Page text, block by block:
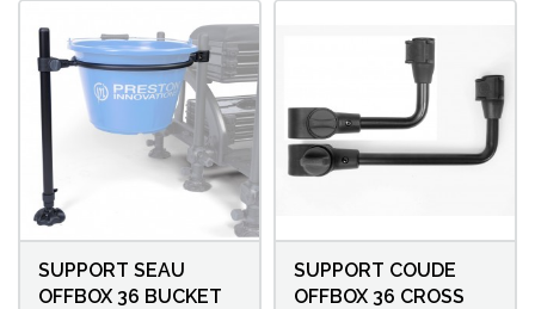
SUPPORT SEAU
OFFBOX 36 BUCKET
SUPPORT COUDE
OFFBOX 36 CROSS